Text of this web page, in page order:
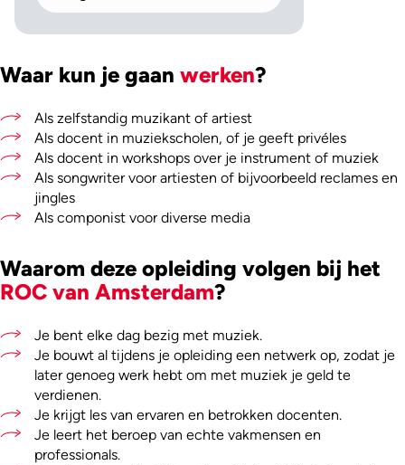
Waar kun je gaan werken?
Als zelfstandig muzikant of artiest
Als docent in muziekscholen, of je geeft privéles
Als docent in workshops over je instrument of muziek
Als songwriter voor artiesten of bijvoorbeeld reclames en
jingles
Als componist voor diverse media
Waarom deze opleiding volgen bij het
ROC van Amsterdam?
Je bent elke dag bezig met muziek.
Je bouwt al tijdens je opleiding een netwerk op, zodat je
later genoeg werk hebt om met muziek je geld te
verdienen.
Je krijgt les van ervaren en betrokken docenten.
Je leert het beroep van echte vakmensen en
professionals.